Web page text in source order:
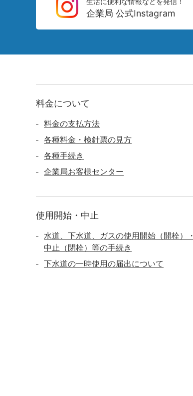
企業局 公式Instagram
料金について
料金の支払方法
各種料金・検針票の見方
各種手続き
企業局お客様センター
使用開始・中止
水道、下水道、ガスの使用開始（開栓）・
中止（閉栓）等の手続き
下水道の一時使用の届出について